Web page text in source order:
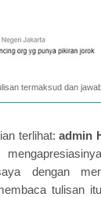
termaksud dan
terlihat:admin
dengan
tulisan